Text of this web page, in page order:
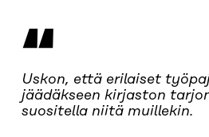
“
Uskon, että erilaiset
jäädäkseen kirjaston
suositella niitä muillekin.